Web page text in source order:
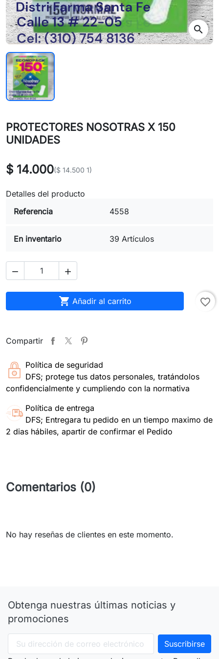
search
PROTECTORES NOSOTRAS X 150
UNIDADES
$ 14.000($ 14.500 1)
Detalles del producto
Referencia
4558
En inventario 39 Artículos
 
 Añadir al carrito favorite_border
Compartir
Política de seguridad
DFS; protege tus datos personales, tratándolos
confidencialmente y cumpliendo con la normativa
Política de entrega
DFS; Entregara tu pedido en un tiempo maximo de
2 dias hábiles, apartir de confirmar el Pedido
Comentarios (0)
No hay reseñas de clientes en este momento.
Obtenga nuestras últimas noticias y
promociones